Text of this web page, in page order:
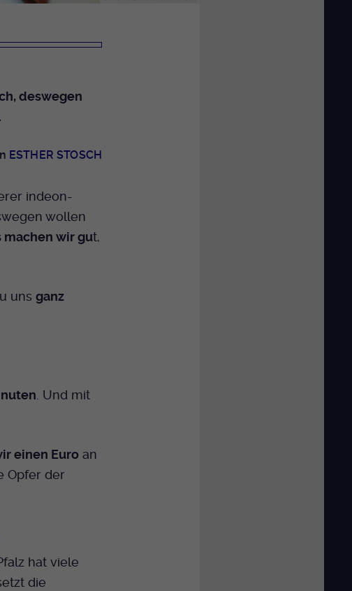
deswegen
ESTHER STOSCH
indeon-
wollen
machen wir gut,
uns ganz
. Und mit
einen Euroan
Opfer der
hat viele
die
darf.
darf.